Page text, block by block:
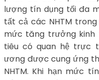
lượng tín dụng tối đa
tất cả các NHTM
mức tăng trưởng
tiêu có quan hệ trực
ương được cung ứng
NHTM. Khi hạn mức